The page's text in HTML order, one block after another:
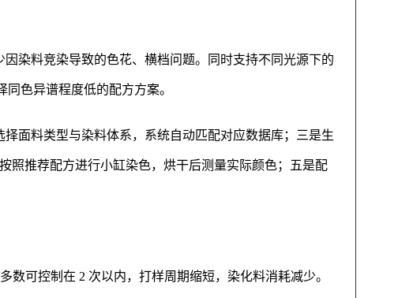
染料竞染导致的色花、横档问题。同时支持不同光源下的
色异谱程度低的配方方案。
面料类型与染料体系，系统自动匹配对应数据库；三是生
照推荐配方进行小缸染色，烘干后测量实际颜色；五是配
数可控制在 2 次以内，打样周期缩短，染化料消耗减少。